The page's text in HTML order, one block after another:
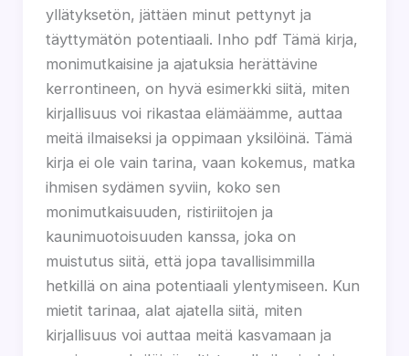
yllätyksetön, jättäen minut pettynyt ja
täyttymätön potentiaali. Inho pdf Tämä kirja,
monimutkaisine ja ajatuksia herättävine
kerrontineen, on hyvä esimerkki siitä, miten
kirjallisuus voi rikastaa elämäämme, auttaa
meitä ilmaiseksi ja oppimaan yksilöinä. Tämä
kirja ei ole vain tarina, vaan kokemus, matka
ihmisen sydämen syviin, koko sen
monimutkaisuuden, ristiriitojen ja
kaunimuotoisuuden kanssa, joka on
muistutus siitä, että jopa tavallisimmilla
hetkillä on aina potentiaali ylentymiseen. Kun
mietit tarinaa, alat ajatella siitä, miten
kirjallisuus voi auttaa meitä kasvamaan ja